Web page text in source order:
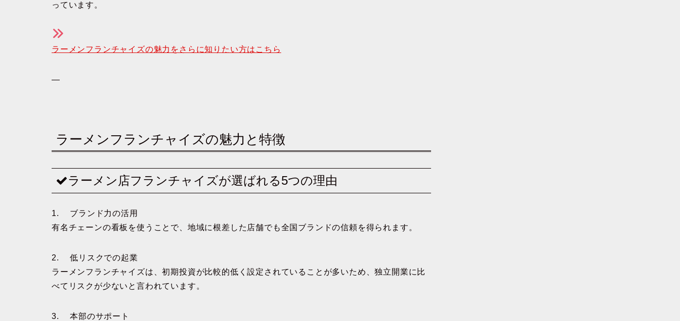
っています。
ラーメンフランチャイズの魅力をさらに知りたい方はこちら
—
ラーメンフランチャイズの魅力と特徴
ラーメン店フランチャイズが選ばれる5つの理由
1. ブランド力の活用
有名チェーンの看板を使うことで、地域に根差した店舗でも全国ブランドの信頼を得られます。
2. 低リスクでの起業
ラーメンフランチャイズは、初期投資が比較的低く設定されていることが多いため、独立開業に比
べてリスクが少ないと言われています。
3. 本部のサポート